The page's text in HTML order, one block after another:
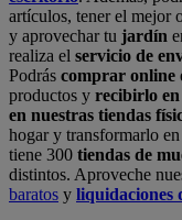
artículos, tener el mejor
y aprovechar tu jardín
realiza el servicio de
Podrás comprar online
productos y recibirlo
en nuestras tiendas
hogar y transformarlo
tiene 300 tiendas de
distintos. Aproveche
baratos y liquidaciones